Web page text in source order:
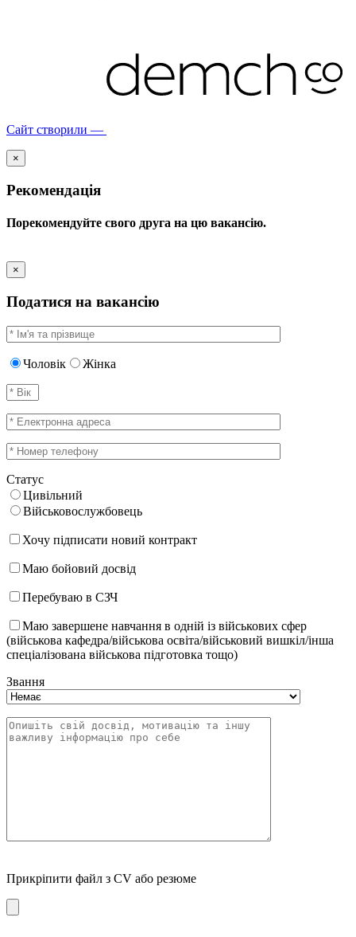
Сайт створили —
×
Рекомендація
Порекомендуйте свого друга на цю вакансію.
×
Податися на вакансію
Чоловік Жінка
Статус
Цивільний
Військовослужбовець
Хочу підписати новий контракт
Маю бойовий досвід
Перебуваю в СЗЧ
Маю завершене навчання в одній із військових сфер
(військова кафедра/військова освіта/військовий вишкіл/інша
спеціалізована військова підготовка тощо)
Звання
Прикріпити файл з CV або резюме